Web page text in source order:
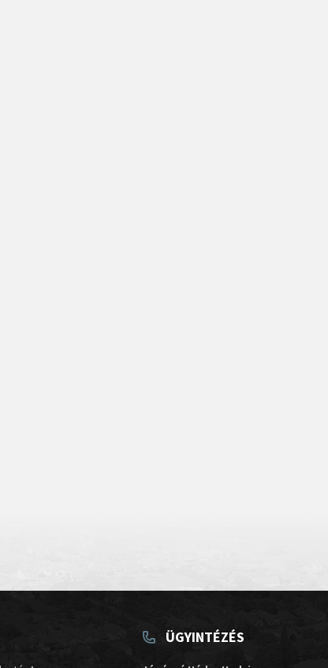
ÜGYINTÉZÉS